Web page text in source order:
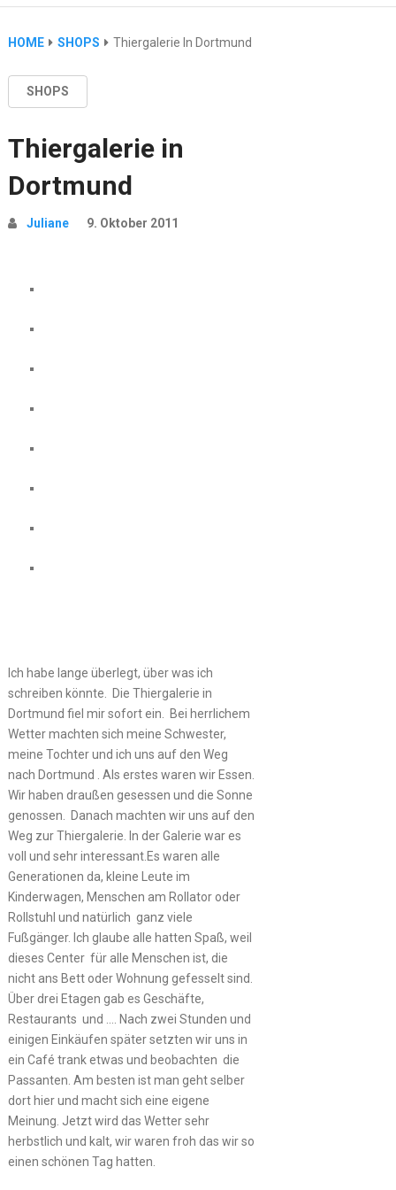
HOME SHOPS Thiergalerie In Dortmund
SHOPS
Thiergalerie in
Dortmund
Juliane 9. Oktober 2011
Ich habe lange überlegt, über was ich
schreiben könnte. Die Thiergalerie in
Dortmund fiel mir sofort ein. Bei herrlichem
Wetter machten sich meine Schwester,
meine Tochter und ich uns auf den Weg
nach Dortmund . Als erstes waren wir Essen.
Wir haben draußen gesessen und die Sonne
genossen. Danach machten wir uns auf den
Weg zur Thiergalerie. In der Galerie war es
voll und sehr interessant.Es waren alle
Generationen da, kleine Leute im
Kinderwagen, Menschen am Rollator oder
Rollstuhl und natürlich ganz viele
Fußgänger. Ich glaube alle hatten Spaß, weil
dieses Center für alle Menschen ist, die
nicht ans Bett oder Wohnung gefesselt sind.
Über drei Etagen gab es Geschäfte,
Restaurants und …. Nach zwei Stunden und
einigen Einkäufen später setzten wir uns in
ein Café trank etwas und beobachten die
Passanten. Am besten ist man geht selber
dort hier und macht sich eine eigene
Meinung. Jetzt wird das Wetter sehr
herbstlich und kalt, wir waren froh das wir so
einen schönen Tag hatten.